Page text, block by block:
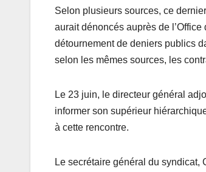
Selon plusieurs sources, ce
aurait dénoncés auprès de
détournement de deniers publics
selon les mêmes sources, les
Le 23 juin, le directeur général
informer son supérieur
à cette rencontre.
Le secrétaire général du